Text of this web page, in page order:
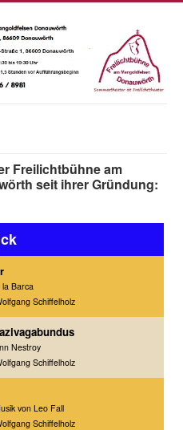
Freilichtbühne am
seit ihrer Gründung:
Barca
Schiffelholz
Nestroy
Schiffelholz
von Leo Fall
Schiffelholz